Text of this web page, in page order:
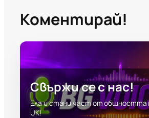
Коментирай!
Свържи се с нас!
Ела и стани част от общността
UK!